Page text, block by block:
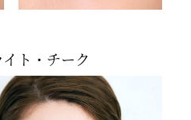
ト・チーク